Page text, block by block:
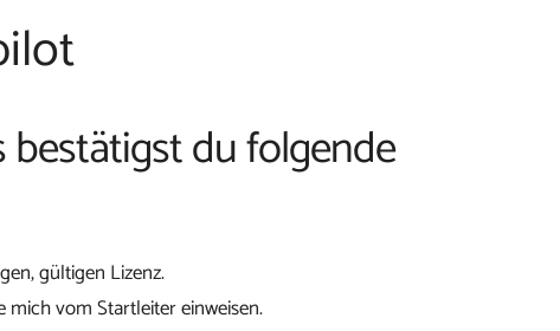
du folgende
gültigen Lizenz.
mich vom Startleiter einweisen.